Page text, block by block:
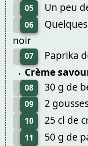
05 Un peu
06
noir
07
Paprika
→ Crème
08 30 g de
09 2
10 25 cl de
11 50 g de